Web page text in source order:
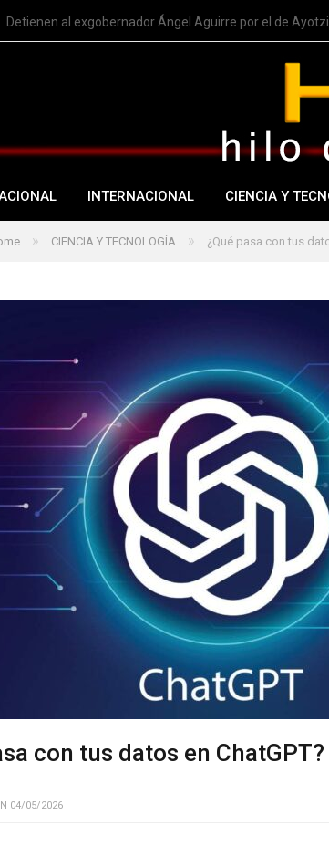
Detienen al exgobernador Ángel Aguirre por el de
INTERNACIONAL CIENCIA Y
» CIENCIA Y TECNOLOGÍA » ¿Qué pasa con tus
con tus datos en ChatGPT?
04/05/2026